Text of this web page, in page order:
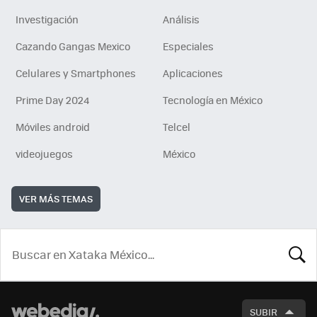
Investigación
Análisis
Cazando Gangas Mexico
Especiales
Celulares y Smartphones
Aplicaciones
Prime Day 2024
Tecnología en México
Móviles android
Telcel
videojuegos
México
VER MÁS TEMAS
SUBIR